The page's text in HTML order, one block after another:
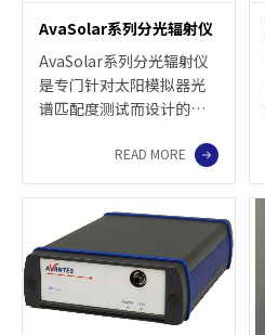
AvaSolar系列分光辐射仪
AvaSolar系列分光辐射仪
是专门针对太阳模拟器光
谱匹配度测试而设计的，
型（单次频闪或高频短脉
宽）太阳模拟器的光谱特
性。
READ MORE